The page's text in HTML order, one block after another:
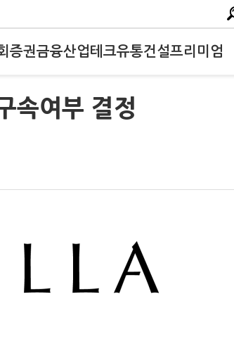
증권금융산업테크유통건설프리미엄
속여부 결정